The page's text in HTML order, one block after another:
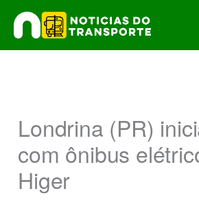
para
o
Londrina (PR)
com ônibus
Higer